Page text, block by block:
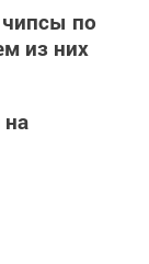
по
из них
на